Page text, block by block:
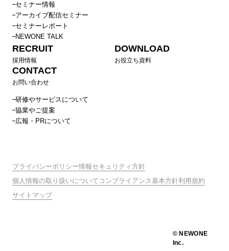
セミナー情報
アーカイブ配信セミナー
セミナーレポート
NEWONE TALK
RECRUIT
採用情報
DOWNLOAD
お役立ち資料
CONTACT
お問い合わせ
研修やサービスについて
協業やご提案
広報・PRについて
プライバシーポリシー情報セキュリティ方針
個人情報の取り扱いについて コンプライアンス基本方針利用規約
サイトマップ
© NEWONE
Inc.